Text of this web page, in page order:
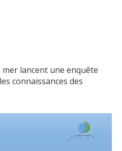
mer lancent une enquête
connaissances des